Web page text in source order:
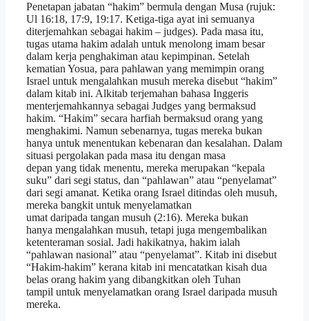
Penetapan jabatan “hakim” bermula dengan Musa (rujuk:
Ul 16:18, 17:9, 19:17. Ketiga-tiga ayat ini semuanya
diterjemahkan sebagai hakim – judges). Pada masa itu,
tugas utama hakim adalah untuk menolong imam besar
dalam kerja penghakiman atau kepimpinan. Setelah
kematian Yosua, para pahlawan yang memimpin orang
Israel untuk mengalahkan musuh mereka disebut “hakim”
dalam kitab ini. Alkitab terjemahan bahasa Inggeris
menterjemahkannya sebagai Judges yang bermaksud
hakim. “Hakim” secara harfiah bermaksud orang yang
menghakimi. Namun sebenarnya, tugas mereka bukan
hanya untuk menentukan kebenaran dan kesalahan. Dalam
situasi pergolakan pada masa itu dengan masa
depan yang tidak menentu, mereka merupakan “kepala
suku” dari segi status, dan “pahlawan” atau “penyelamat”
dari segi amanat. Ketika orang Israel ditindas oleh musuh,
mereka bangkit untuk menyelamatkan
umat daripada tangan musuh (2:16). Mereka bukan
hanya mengalahkan musuh, tetapi juga mengembalikan
ketenteraman sosial. Jadi hakikatnya, hakim ialah
“pahlawan nasional” atau “penyelamat”. Kitab ini disebut
“Hakim-hakim” kerana kitab ini mencatatkan kisah dua
belas orang hakim yang dibangkitkan oleh Tuhan
tampil untuk menyelamatkan orang Israel daripada musuh
mereka.